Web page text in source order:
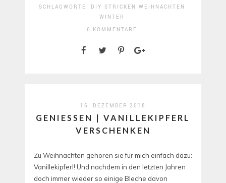
SCHLAGWORTE: DIY STRICKEN WEIHNACHTEN
WINTER
6 KOMMENTARE
16. DEZEMBER 2018
GENIESSEN | VANILLEKIPFERL
VERSCHENKEN
Zu Weihnachten gehören sie für mich einfach dazu:
Vanillekipferl! Und nachdem in den letzten Jahren
doch immer wieder so einige Bleche davon